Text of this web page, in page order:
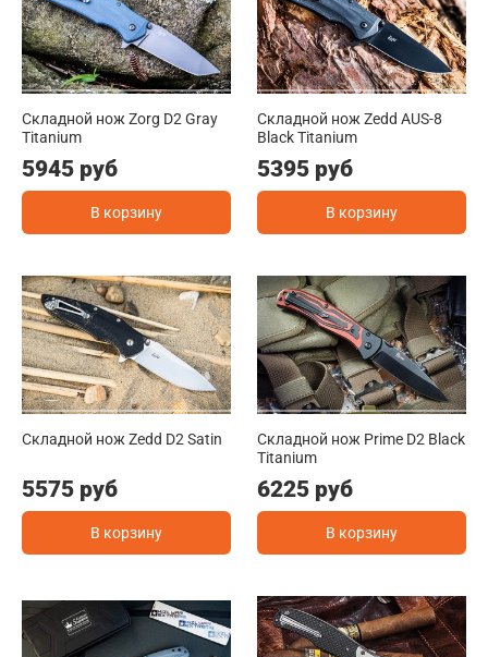
Складной нож Zorg D2 Gray
Titanium
5945 руб
В корзину
Складной нож Zedd AUS-8
Black Titanium
5395 руб
В корзину
Складной нож Zedd D2 Satin
5575 руб
В корзину
Складной нож Prime D2 Black
Titanium
6225 руб
В корзину